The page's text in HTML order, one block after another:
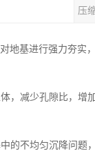
压
地基进行强力夯实
，减少孔隙比，
的不均匀沉降问